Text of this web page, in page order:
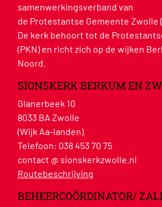
samenwerkingsverband van
de Protestantse Gemeente Zwolle
De kerk behoort tot de
(PKN) en richt zich op de wijken
Noord.
SIONSKERK BERKUM EN
Glanerbeek 10
8033 BA Zwolle
(Wijk Aa-landen)
Telefoon: 038 453 70 75
contact @ sionskerkzwolle.nl
Routebeschrijving
BEHEERCOÖRDINATOR/